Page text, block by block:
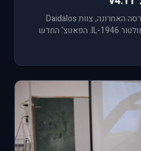
לאחר שנה של פיתוח מאז הגירסה האחרונה, צוות Daidalos
שיחרר את הפאצ' החדש לסימולטור IL-1946. הפאטצ' החדש